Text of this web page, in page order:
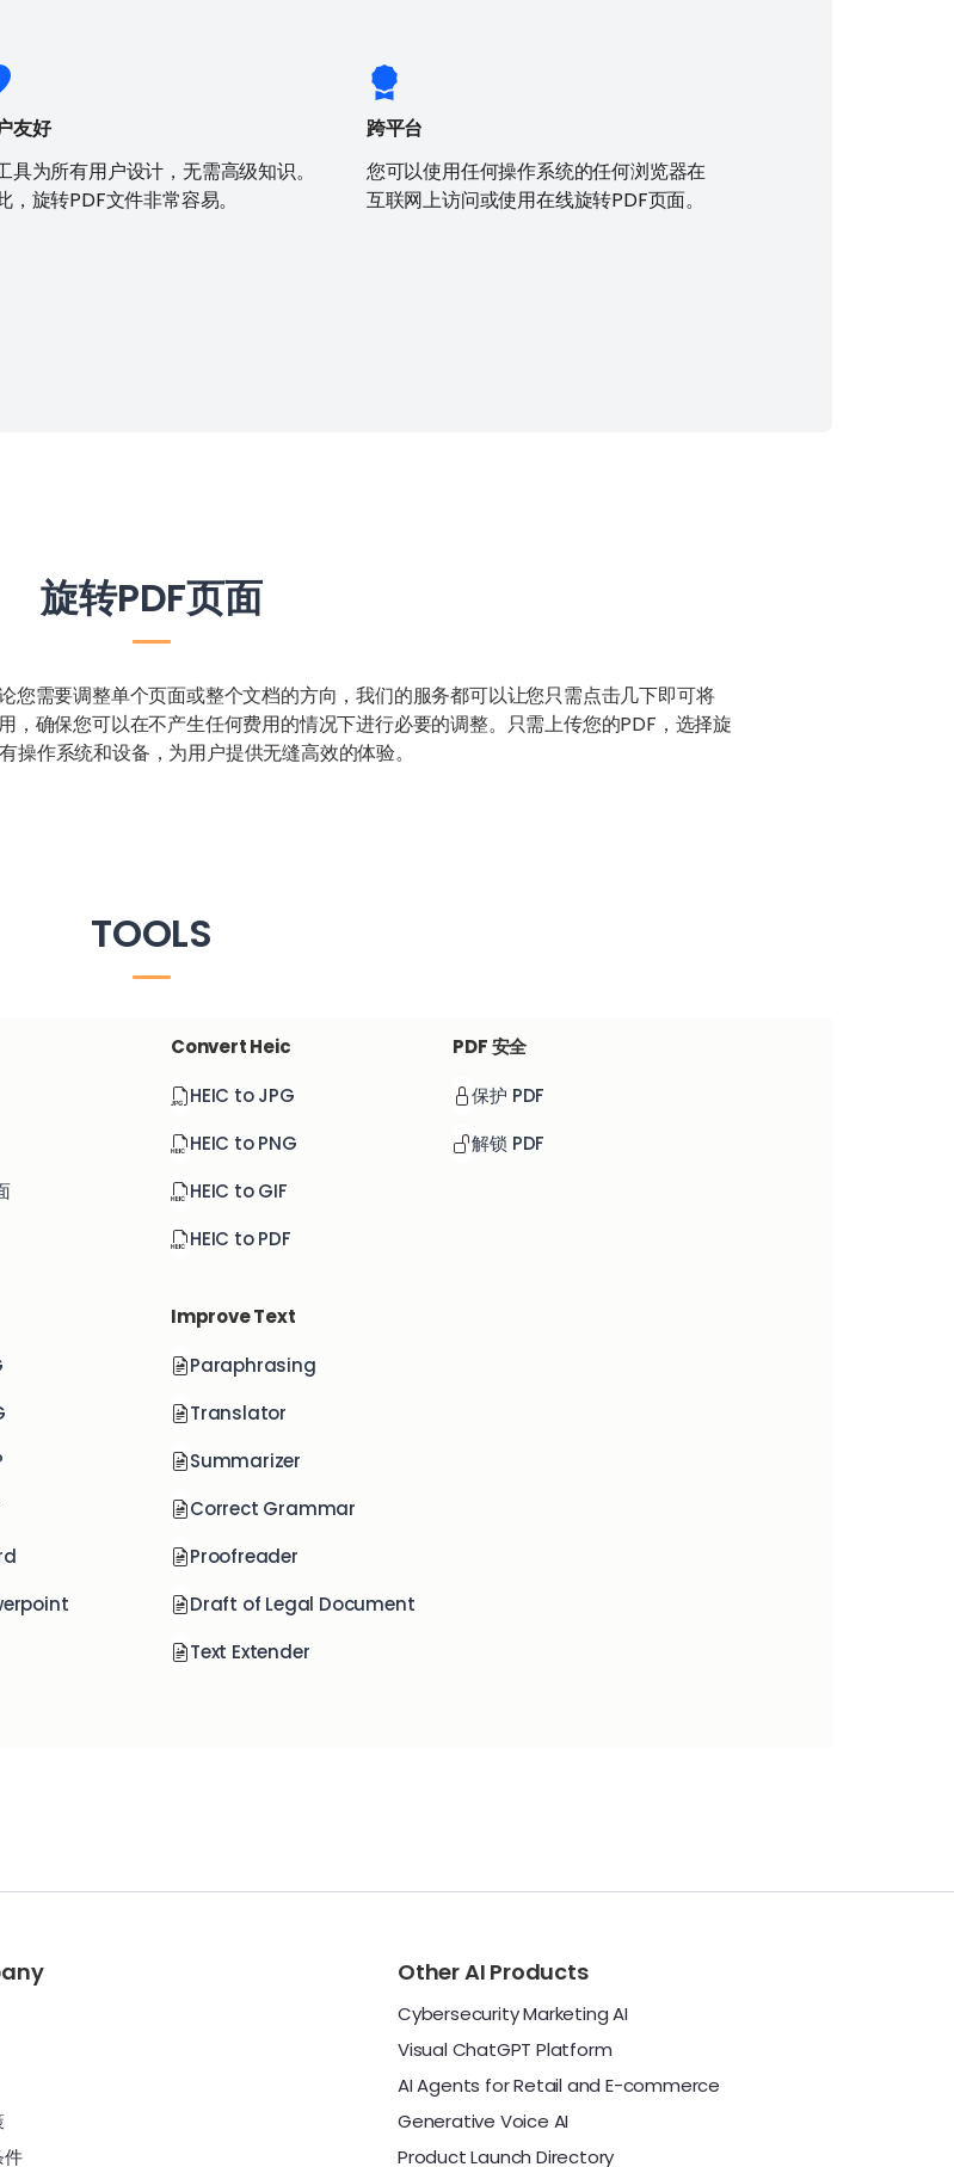
友好
具为所有用户设计，无需高级知识。
，旋转PDF文件非常容易。
跨平台
您可以使用任何操作系统的任何浏览器在
互联网上访问或使用在线旋转PDF页面。
旋转PDF页面
您需要调整单个页面或整个文档的方向，我们的服务都可以让您只需点击几下即可将
，确保您可以在不产生任何费用的情况下进行必要的调整。只需上传您的PDF，选择旋
作系统和设备，为用户提供无缝高效的体验。
TOOLS
Convert Heic
HEIC to JPG
HEIC to PNG
HEIC to GIF
HEIC to PDF
PDF 安全
保护 PDF
解锁 PDF
Improve Text
Paraphrasing
Translator
Summarizer
Correct Grammar
Proofreader
Draft of Legal Document
Text Extender
件
Other AI Products
Cybersecurity Marketing AI
Visual ChatGPT Platform
AI Agents for Retail and E-commerce
Generative Voice AI
Product Launch Directory